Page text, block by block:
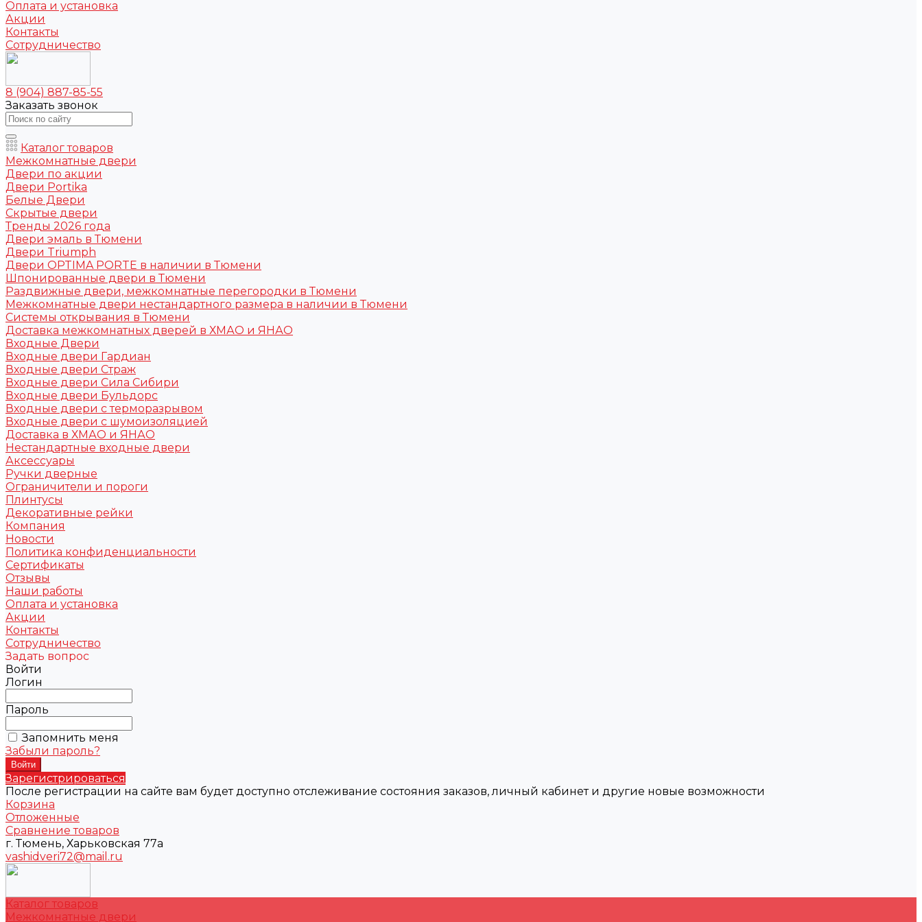
Оплата и установка
Акции
Контакты
Сотрудничество
8 (904) 887-85-55
Заказать звонок
Каталог товаров
Межкомнатные двери
Двери по акции
Двери Portika
Белые Двери
Скрытые двери
Тренды 2026 года
Двери эмаль в Тюмени
Двери Triumph
Двери OPTIMA PORTE в наличии в Тюмени
Шпонированные двери в Тюмени
Раздвижные двери, межкомнатные перегородки в Тюмени
Межкомнатные двери нестандартного размера в наличии в Тюмени
Системы открывания в Тюмени
Доставка межкомнатных дверей в ХМАО и ЯНАО
Входные Двери
Входные двери Гардиан
Входные двери Страж
Входные двери Сила Сибири
Входные двери Бульдорс
Входные двери с терморазрывом
Входные двери с шумоизоляцией
Доставка в ХМАО и ЯНАО
Нестандартные входные двери
Аксессуары
Ручки дверные
Ограничители и пороги
Плинтусы
Декоративные рейки
Компания
Новости
Политика конфиденциальности
Сертификаты
Отзывы
Наши работы
Оплата и установка
Акции
Контакты
Сотрудничество
Задать вопрос
Войти
Логин
Пароль
Запомнить меня
Забыли пароль?
Зарегистрироваться
После регистрации на сайте вам будет доступно отслеживание состояния заказов, личный кабинет и другие новые возможности
Корзина
Отложенные
Сравнение товаров
г. Тюмень, Харьковская 77а
vashidveri72@mail.ru
Каталог товаров
Межкомнатные двери